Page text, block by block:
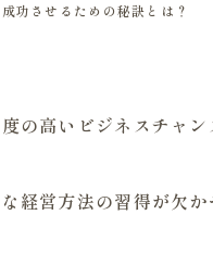
功させるための秘訣とは？
の高いビジネスチャン
経営方法の習得が欠